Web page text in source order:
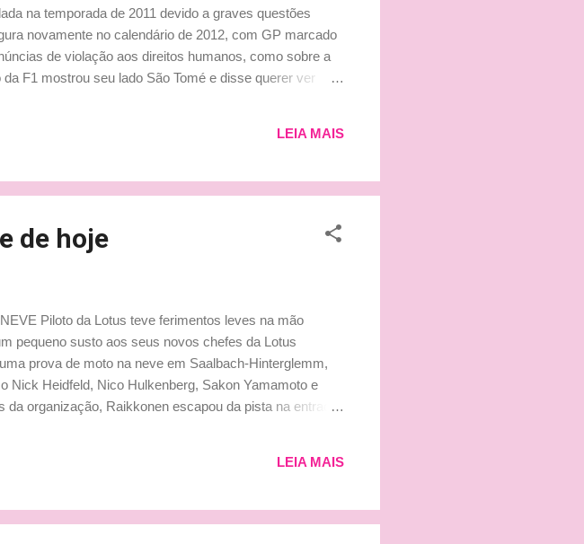
na temporada de 2011 devido a graves questões
novamente no calendário de 2012, com GP marcado
de violação aos direitos humanos, como sobre a
F1 mostrou seu lado São Tomé e disse querer ver
assim, mas eu queria ir lá. Gostaria de ir a uma
LEIA MAIS
de hoje
Piloto da Lotus teve ferimentos leves na mão
pequeno susto aos seus novos chefes da Lotus
prova de moto na neve em Saalbach-Hinterglemm,
Nick Heidfeld, Nico Hulkenberg, Sakon Yamamoto e
organização, Raikkonen escapou da pista na entrada
Werning. Kimi vai voltar à F1 em 2012, depois de duas
LEIA MAIS